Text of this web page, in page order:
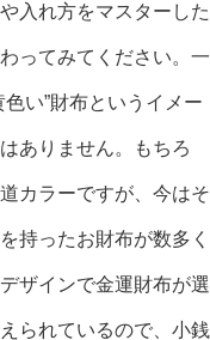
入れ方をマスターした
ってみてください。一
い”財布というイメー
ありません。もちろ
カラーですが、今はそ
持ったお財布が数多く
ザインで金運財布が選
られているので、小銭